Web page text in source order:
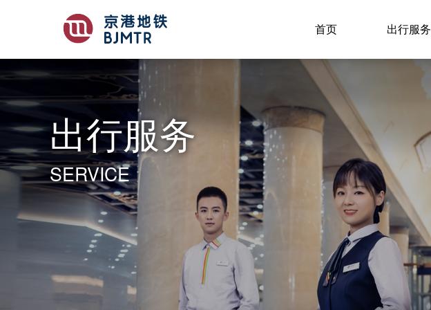
首页 出行服务
出行服务
SERVICE